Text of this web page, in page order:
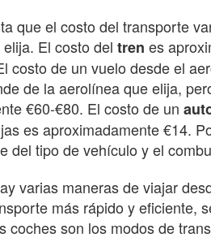
que el costo del transporte
El costo del tren es
costo de un vuelo desde el
de la aerolínea que elija,
€60-€80. El costo de un
es aproximadamente €14.
del tipo de vehículo y el
varias maneras de viajar
más rápido y eficiente,
coches son los modos de